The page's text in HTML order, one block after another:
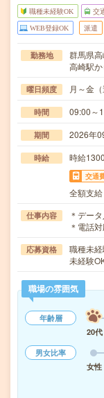
職種未経験OK 交
WEB登録OK 派遣
勤務地
群馬県
高崎駅
曜日頻度 月～金
時間 09:00～
期間 2026年
時給 時給
交通
全額支給
仕事内容
＊デー
＊電話
応募資格
職種未
未経験
職場の雰囲気
年齢層
20代
男女比率
女性